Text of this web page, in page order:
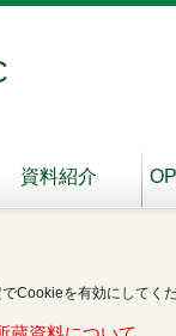
資料紹介
Cookieを有効にしてく